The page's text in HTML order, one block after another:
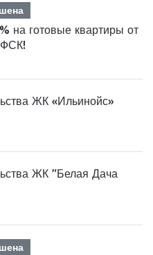
на готовые квартиры от
ЖК «Ильинойс»
ЖК "Белая Дача